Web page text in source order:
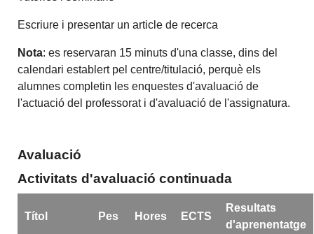
Escriure i presentar un article de recerca
Nota: es reservaran 15 minuts d'una classe, dins del
calendari establert pel centre/titulació, perquè els
alumnes completin les enquestes d'avaluació de
l'actuació del professorat i d'avaluació de l'assignatura.
Avaluació
Activitats d'avaluació continuada
Títol Pes Hores ECTS
Resultats
d'aprenentatge